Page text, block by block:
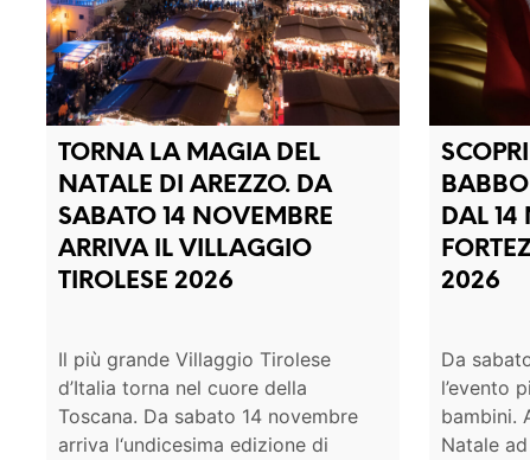
TORNA LA MAGIA DEL
NATALE DI AREZZO. DA
SABATO 14 NOVEMBRE
ARRIVA IL VILLAGGIO
TIROLESE 2026
Il più grande Villaggio Tirolese
d’Italia torna nel cuore della
Toscana. Da sabato 14 novembre
arriva l‘undicesima edizione di
DAL
2026
Da
l’evento
bambini.
Natale